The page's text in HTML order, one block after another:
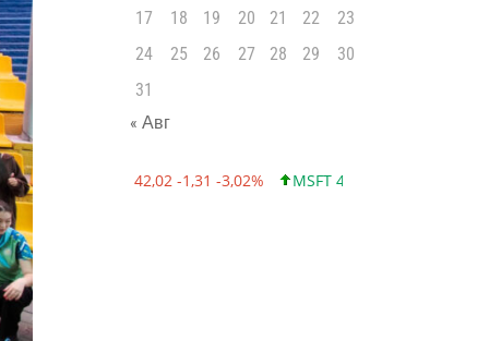
17
18 19 20 21 22
23
24
25 26 27 28 29
30
31
« Авг
GOLD 42,02 -1,31 -3,02% MSFT 499,86 +12,40 +2,54%